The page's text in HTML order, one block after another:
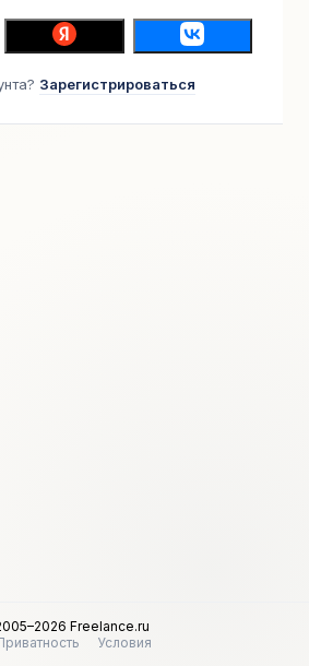
Зарегистрироваться
Freelance.ru
Условия